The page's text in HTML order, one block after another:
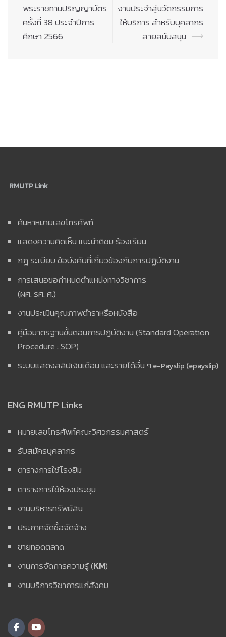
navigation
พระราชทานปริญญาบัตร
ครั้งที่ 38 ประจำปีการ
ศึกษา 2566
งานประจำสู่นวัตกรรมการ
ให้บริการ สำหรับบุคลากร
สายสนับสนุน ⟶
RMUTP Link
ค้นหาหมายเลขโทรศัพท์
แสดงความคิดเห็น แนะนำติชม ร้องเรียน
กฎ ระเบียบ ข้อบังคับที่เกี่ยวข้องกับการปฏิบัติงาน
การเสนอขอกำหนดตำแหน่งทางวิชาการ
(ผศ. รศ. ศ.)
งานประเมินคุณภาพตำราหรือหนังสือ
คู่มือมาตรฐานขั้นตอนการปฏิบัติงาน (Standard Operation
Procedure : SOP)
ระบบแสดงสลิปเงินเดือน และรายได้อื่น ๆ e-Payslip (epayslip)
ENG RMUTP Links
หมายเลขโทรศัพท์คณะวิศวกรรมศาสตร์
รับสมัครบุคลากร
ตารางการใช้โรงยิม
ตารางการใช้ห้องประชุม
งานบริหารทรัพย์สิน
ประกาศจัดซื้อจัดจ้าง
ขายทอดตลาด
งานการจัดการความรู้ (KM)
งานบริการวิชาการแก่สังคม